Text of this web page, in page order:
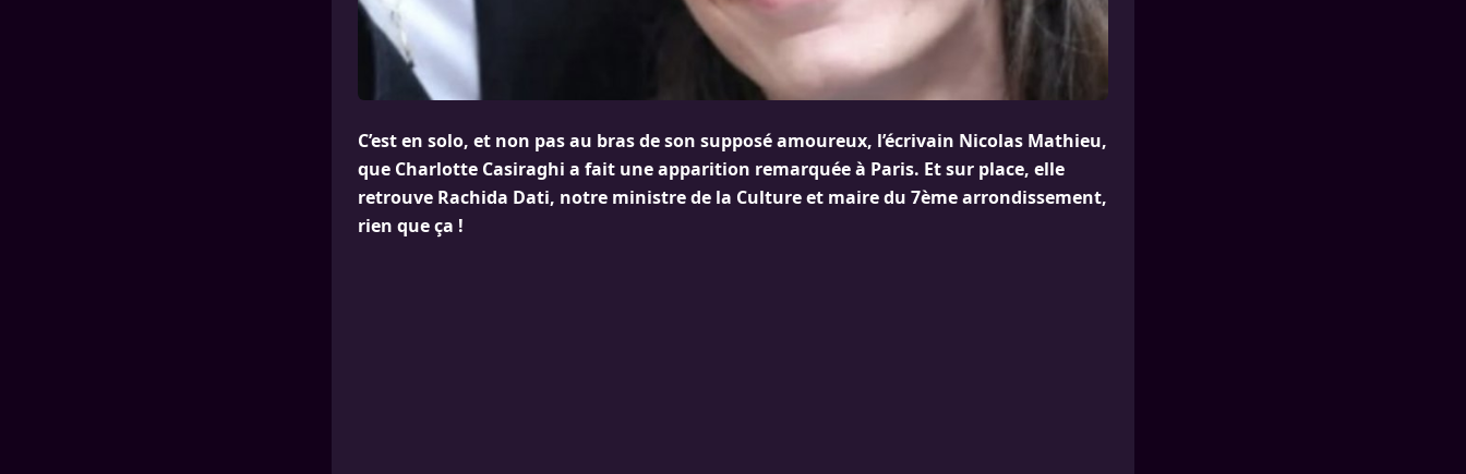
C’est en solo, et non pas au bras de son supposé amoureux, l’écrivain Nicolas Mathieu,
que Charlotte Casiraghi a fait une apparition remarquée à Paris. Et sur place, elle
retrouve Rachida Dati, notre ministre de la Culture et maire du 7ème arrondissement,
rien que ça !